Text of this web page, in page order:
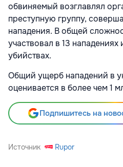
обвиняемый возглавлял
преступную группу,
нападения. В общей
участвовал в 13
убийствах.
Общий ущерб нападений в
оценивается в более чем 1
Подпишитесь на
Источник Rupor